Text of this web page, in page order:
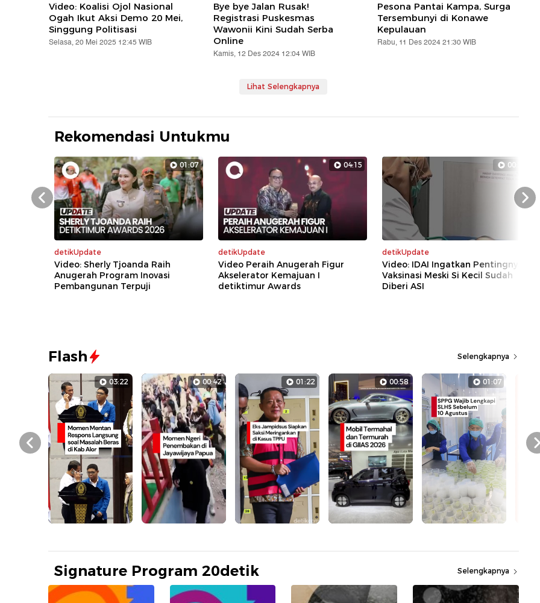
Video: Koalisi Ojol Nasional
Ogah Ikut Aksi Demo 20 Mei,
Singgung Politisasi
Selasa, 20 Mei 2025 12:45 WIB
Bye bye Jalan Rusak!
Registrasi Puskesmas
Wawonii Kini Sudah Serba
Online
Kamis, 12 Des 2024 12:04 WIB
Pesona Pantai Kampa, Surga
Tersembunyi di Konawe
Kepulauan
Rabu, 11 Des 2024 21:30 WIB
Lihat Selengkapnya
Rekomendasi Untukmu
01:07
detikUpdate
Video: Sherly Tjoanda Raih
Anugerah Program Inovasi
Pembangunan Terpuji
04:15
detikUpdate
Video Peraih Anugerah Figur
Akselerator Kemajuan I
detiktimur Awards
00:56
detikUpdate
Video: IDAI Ingatkan Pentingnya
Vaksinasi Meski Si Kecil Sudah
Diberi ASI
Prev Next
Flash Selengkapnya
03:22 00:42 01:22 00:58 01:07
Prev
Signature Program 20detik Selengkapnya